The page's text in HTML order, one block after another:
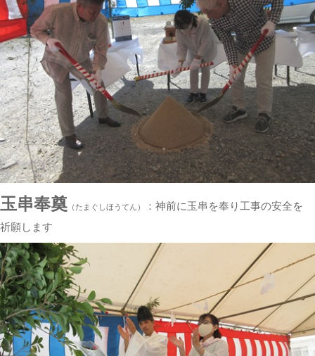
玉串奉奠 （たまぐしほうてん）
：神前に玉串を奉り工事の安全を
祈願します